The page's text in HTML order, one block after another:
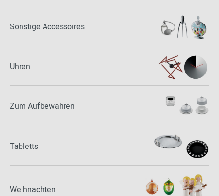
Sonstige Accessoires
Uhren
Zum Aufbewahren
Tabletts
Weihnachten